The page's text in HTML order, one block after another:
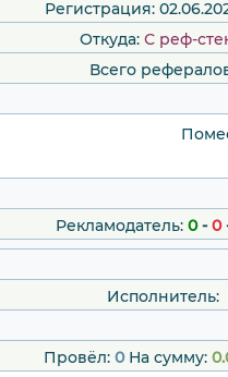
Регистрация:
Откуда: С реф-
Всего
Рекламодатель: 0-0
Исполнитель:
Провёл: 0На сумму: